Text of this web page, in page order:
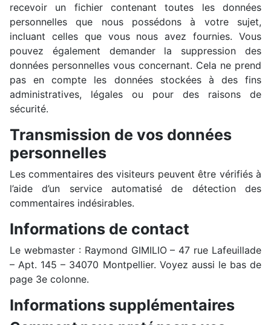
recevoir un fichier contenant toutes les données
personnelles que nous possédons à votre sujet,
incluant celles que vous nous avez fournies. Vous
pouvez également demander la suppression des
données personnelles vous concernant. Cela ne prend
pas en compte les données stockées à des fins
administratives, légales ou pour des raisons de
sécurité.
Transmission de vos données
personnelles
Les commentaires des visiteurs peuvent être vérifiés à
l’aide d’un service automatisé de détection des
commentaires indésirables.
Informations de contact
Le webmaster : Raymond GIMILIO – 47 rue Lafeuillade
– Apt. 145 – 34070 Montpellier. Voyez aussi le bas de
page 3e colonne.
Informations supplémentaires